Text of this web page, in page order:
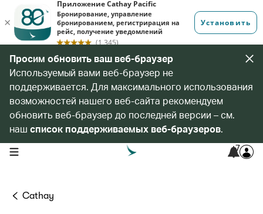
Просим обновить ваш веб-браузер
Используемый вами веб-браузер не
поддерживается. Для максимального использования
возможностей нашего веб-сайта рекомендуем
обновить веб-браузер до последней версии – см.
наш список поддерживаемых веб-браузеров.
open navigation menu 7
Cathay